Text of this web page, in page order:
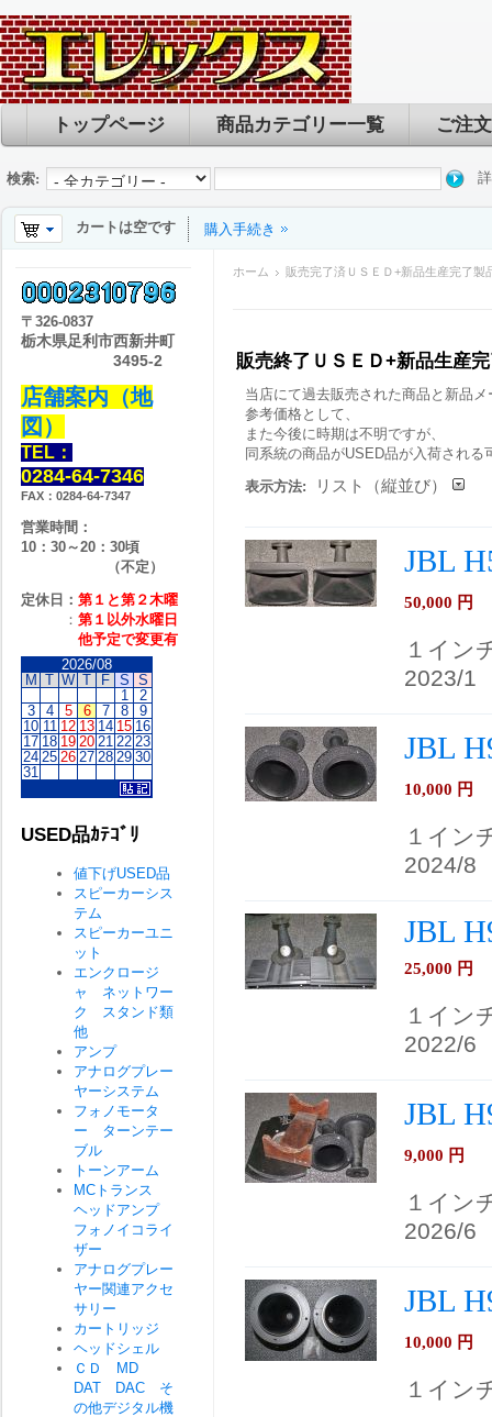
トップページ 商品カテゴリー一覧 ご注
検索:
カートは空です 購入手続き
ホーム 販売完了済ＵＳＥＤ+新品生産完了製
販売終了ＵＳＥＤ+新品生産
当店にて過去販売された商品と新品
参考価格として、
また今後に時期は不明ですが、
同系統の商品がUSED品が入荷される
表示方法:
リスト（縦並び）
JBL
50,000 円
１イン
2023/1
JBL
10,000 円
１イン
2024/8
JBL
25,000 円
１イン
2022/6
JBL
9,000 円
１イン
2026/6
JBL
10,000 円
１イン
〒 326-0837
栃木県足利市西新井町
3495-2
店舗案内（地
図）
TEL：
0284-64-7346
FAX：0284-64-7347
営業時間：
10：30～20：30頃
（不定）
定休日： 第１と第２木曜
： 第１以外水曜日
他予定で変更有
2026/08
M T W T F S S
1
2
3
4 5 6 7 8
9
10 11 12 13 14 15 16
17 18 19 20 21 22 23
24 25 26 27 28 29 30
31
USED品ｶﾃｺﾞﾘ
値下げUSED品
スピーカーシス
テム
スピーカーユニ
ット
エンクロージ
ャ ネットワー
ク スタンド類
他
アンプ
アナログプレー
ヤーシステム
フォノモータ
ー ターンテー
ブル
トーンアーム
MCトランス
ヘッドアンプ
フォノイコライ
ザー
アナログプレー
ヤー関連アクセ
サリー
カートリッジ
ヘッドシェル
ＣＤ MD
DAT DAC そ
の他デジタル機